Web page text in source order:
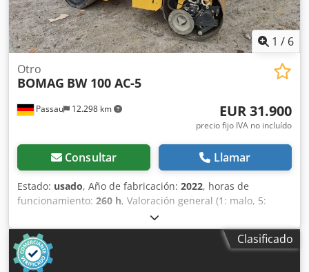
1 / 6
Passau 12.298 km
Otro
BOMAG BW 100 AC-5
EUR 31.900
precio fijo IVA no incluído
Consultar Llamar
Estado: usado, Año de fabricación: 2022, horas de
funcionamiento: 260 h, Valoración general (1: malo, 5:
como nuevo): Muy bien. Codpfx Aozkzznef Ajrf ---- Nuevo,
cumple con las normas de seguridad laboral (UVV) y está
listo para su uso inmediato. Aproximadamente 260 horas
de funcionamiento; peso operativo: 2400 kg; ancho de
Clasificado